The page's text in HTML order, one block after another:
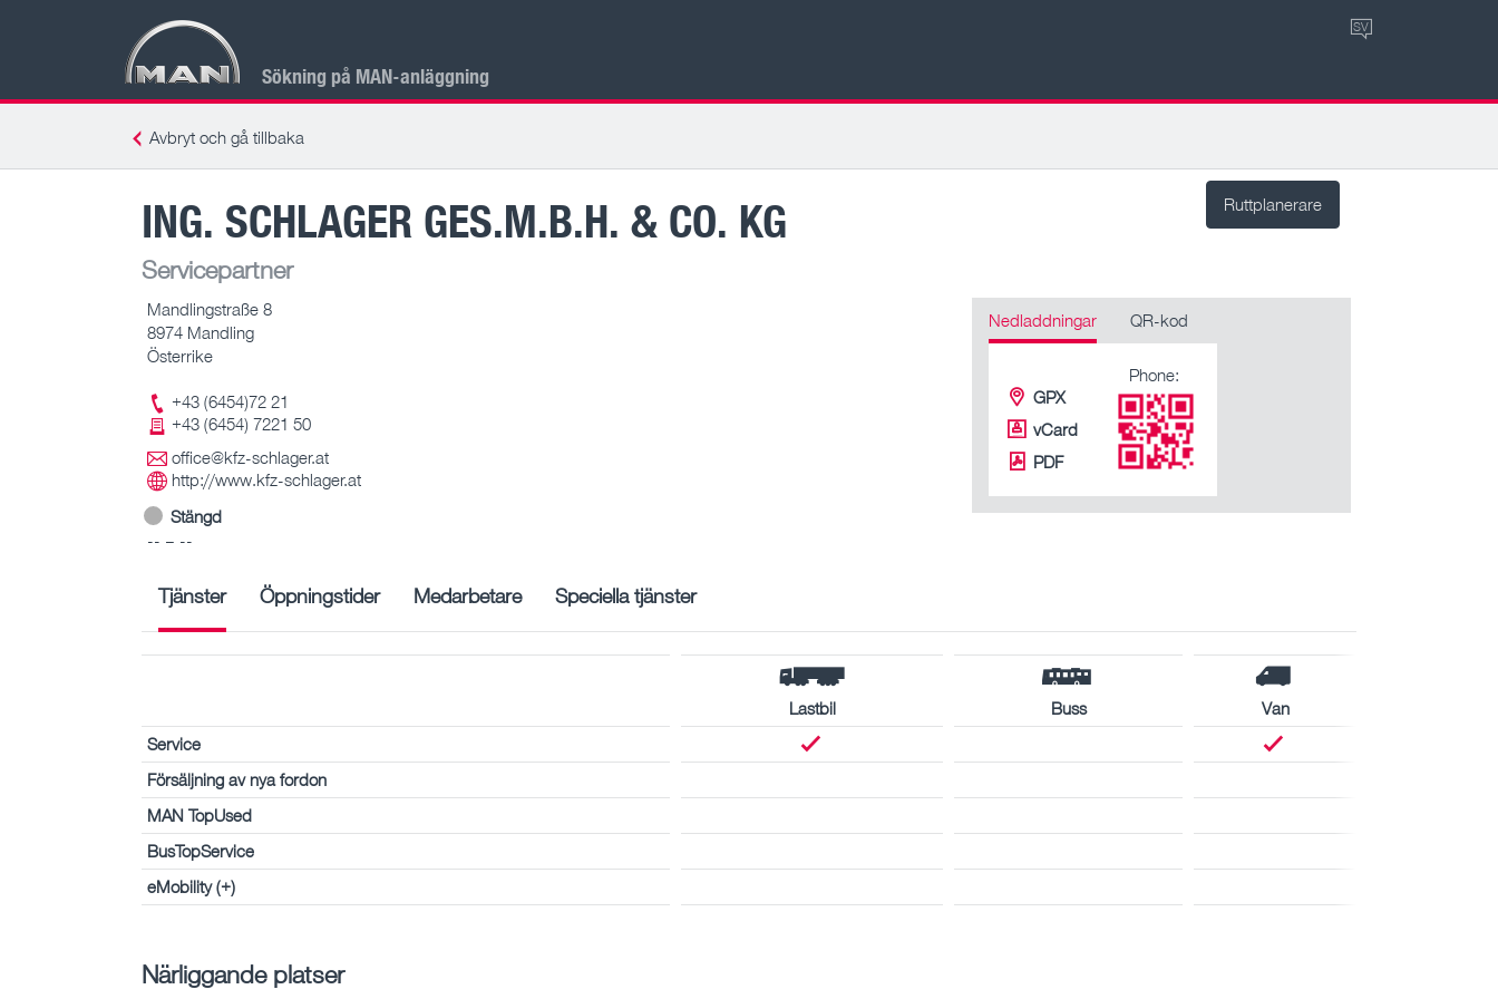
Sökning på MAN-anläggning
SV
Avbryt och gå tillbaka
Ruttplanerare
ING. SCHLAGER GES.M.B.H. & CO. KG
Servicepartner
Mandlingstraße 8
8974 Mandling
Österrike
+43 (6454)72 21
+43 (6454) 7221 50
office@kfz-schlager.at
http://www.kfz-schlager.at
Stängd
-- – --
Nedladdningar QR-kod
GPX
vCard
PDF
Phone:
Tjänster Öppningstider Medarbetare Speciella tjänster
Lastbil Buss
Van
Service
Försäljning av nya fordon
MAN TopUsed
BusTopService
eMobility (+)
Närliggande platser